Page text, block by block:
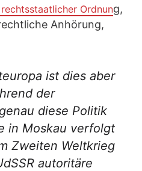
Ordnung,
Anhörung,
ist dies aber
der
diese Politik
in Moskau verfolgt
Zweiten Weltkrieg
autoritäre